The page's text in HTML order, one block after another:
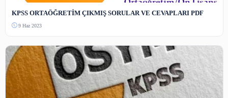
Henüz yorum yapılmamış. İlk yorumu siz yapın!
Benzer İçeriklerEğitim Dosyaları